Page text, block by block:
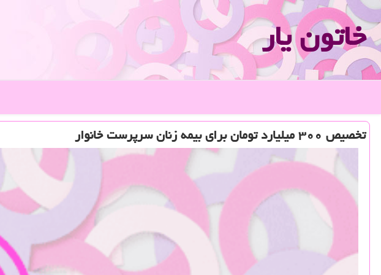
خاتون یار
تخصیص ۳۰۰ میلیارد تومان برای بیمه زنان سرپرست خانوار